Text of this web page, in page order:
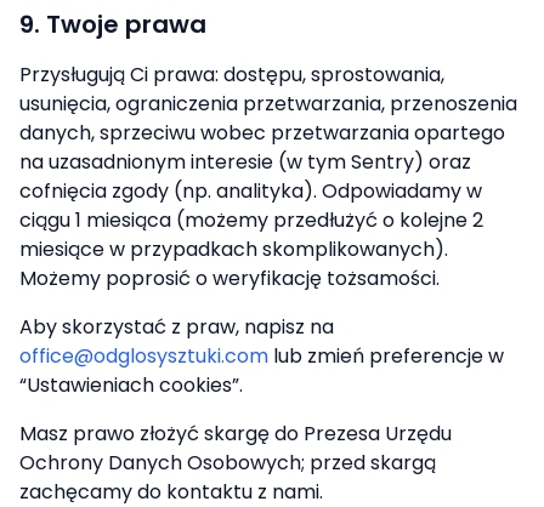
9. Twoje prawa
Przysługują Ci prawa: dostępu, sprostowania,
usunięcia, ograniczenia przetwarzania, przenoszenia
danych, sprzeciwu wobec przetwarzania opartego
na uzasadnionym interesie (w tym Sentry) oraz
cofnięcia zgody (np. analityka). Odpowiadamy w
ciągu 1 miesiąca (możemy przedłużyć o kolejne 2
miesiące w przypadkach skomplikowanych).
Możemy poprosić o weryfikację tożsamości.
Aby skorzystać z praw, napisz na
office@odglosysztuki.com lub zmień preferencje w
“Ustawieniach cookies”.
Masz prawo złożyć skargę do Prezesa Urzędu
Ochrony Danych Osobowych; przed skargą
zachęcamy do kontaktu z nami.